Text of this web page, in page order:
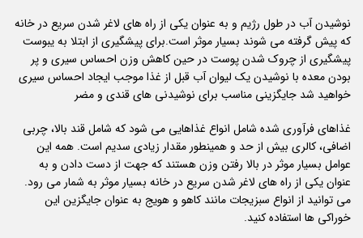
نوشیدن آب در طول رژیم و به عنوان یکی از راه های لاغر شدن سریع در خانه
که پیش گرفته می شوند بسیار موثر است.برای پیشگیری از ابتلا به یبوست
پیشگیری از چروک شدن پوست در حین کاهش وزن احساس سیری و پر
بودن معده با نوشیدن یک لیوان آب قبل از غذا موجب ایجاد احساس سیری
خواهید شد جایگزینی مناسب برای نوشیدنی های قندی و مضر
غذاهای فرآوری شده شامل انواع غذاهایی می شود که شامل قند بالا، چربی
اضافی، کالری بیش از حد و همینطور مقدار زیادی سدیم است. همه این
عوامل بسیار موثر در بالا رفتن وزن هستند که جهت از دست دادن و به
عنوان یکی از راه های لاغر شدن سریع در خانه بسیار موثر به شمار می رود.
می توانید از انواع سبزیجات مانند کاهو و هویج به عنوان جایگزین این
خوراکی ها استفاده کنید.